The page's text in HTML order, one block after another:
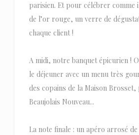
parisien. Et pour célébrer comme
de l’or rouge, un verre de
chaque client !
A midi, notre banquet épicurien !
le déjeuner avec un menu très
des copains de la Maison Brosset,
Beaujolais Nouveau...
La note finale : un apéro arrosé